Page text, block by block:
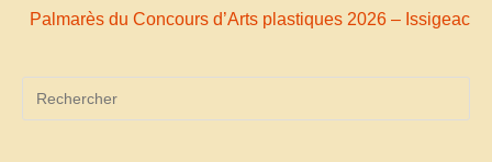
Palmarès du Concours d’Arts plastiques 2026 – Issigeac